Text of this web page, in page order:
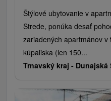
Štýlové ubytovanie v
Strede, ponúka desať
zariadených apartmánov
kúpaliska (len 150...
Trnavský kraj - Dunajská